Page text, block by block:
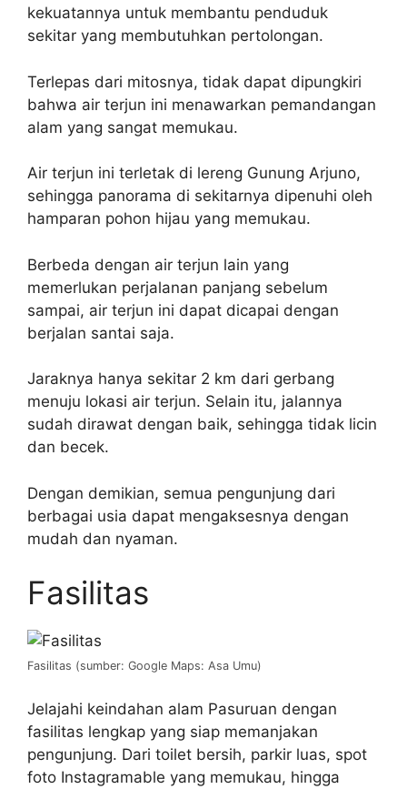
kekuatannya untuk membantu penduduk
sekitar yang membutuhkan pertolongan.
Terlepas dari mitosnya, tidak dapat dipungkiri
bahwa air terjun ini menawarkan pemandangan
alam yang sangat memukau.
Air terjun ini terletak di lereng Gunung Arjuno,
sehingga panorama di sekitarnya dipenuhi oleh
hamparan pohon hijau yang memukau.
Berbeda dengan air terjun lain yang
memerlukan perjalanan panjang sebelum
sampai, air terjun ini dapat dicapai dengan
berjalan santai saja.
Jaraknya hanya sekitar 2 km dari gerbang
menuju lokasi air terjun. Selain itu, jalannya
sudah dirawat dengan baik, sehingga tidak licin
dan becek.
Dengan demikian, semua pengunjung dari
berbagai usia dapat mengaksesnya dengan
mudah dan nyaman.
Fasilitas
Fasilitas (sumber: Google Maps: Asa Umu)
Jelajahi keindahan alam Pasuruan dengan
fasilitas lengkap yang siap memanjakan
pengunjung. Dari toilet bersih, parkir luas, spot
foto Instagramable yang memukau, hingga